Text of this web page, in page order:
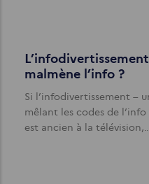
malmène l’info ?
Si l’infodivertissement –
mêlant les codes de
est ancien à la télévision,…